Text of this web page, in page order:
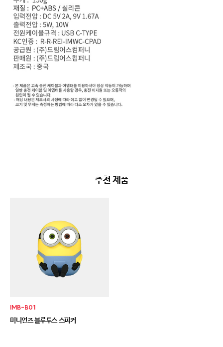
추천 제품
IMB-B01
미니언즈 블루투스 스피커